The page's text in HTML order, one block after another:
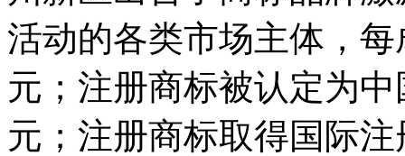
活动的各类市场主体，
元；注册商标被认定为
元；注册商标取得国际